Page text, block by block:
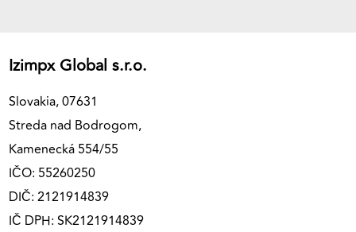
Izimpx Global s.r.o.
Slovakia, 07631
Streda nad Bodrogom,
Kamenecká 554/55
IČO: 55260250
DIČ: 2121914839
IČ DPH: SK2121914839